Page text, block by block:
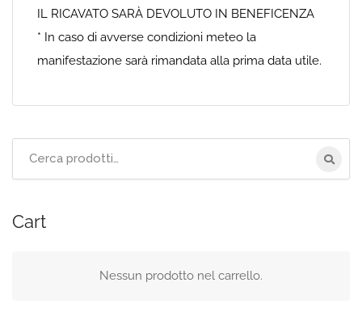
IL RICAVATO SARÀ DEVOLUTO IN BENEFICENZA
* In caso di avverse condizioni meteo la
manifestazione sarà rimandata alla prima data utile.
Cart
Nessun prodotto nel carrello.